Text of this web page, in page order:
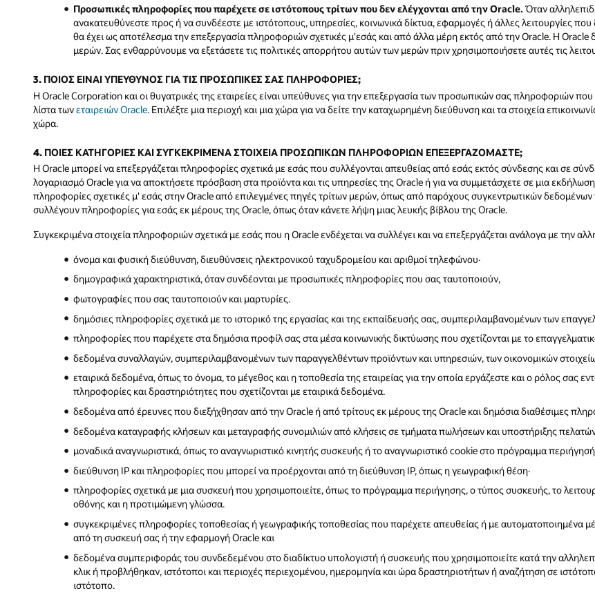
Προσωπικές πληροφορίες που παρέχετε σε ιστότοπους τρίτων που δεν ελέγχονται από την Oracle. Όταν
ανακατευθύνεστε προς ή να συνδέεστε με ιστότοπους, υπηρεσίες, κοινωνικά δίκτυα, εφαρμογές ή άλλες λειτουργίες
θα έχει ως αποτέλεσμα την επεξεργασία πληροφοριών σχετικές μ'εσάς και από άλλα μέρη εκτός από την Oracle. Η Oracle
μερών. Σας ενθαρρύνουμε να εξετάσετε τις πολιτικές απορρήτου αυτών των μερών πριν χρησιμοποιήσετε αυτές τις
3. ΠΟΙΟΣ ΕΙΝΑΙ ΥΠΕΥΘΥΝΟΣ ΓΙΑ ΤΙΣ ΠΡΟΣΩΠΙΚΕΣ ΣΑΣ ΠΛΗΡΟΦΟΡΙΕΣ;
Η Oracle Corporation και οι θυγατρικές της εταιρείες είναι υπεύθυνες για την επεξεργασία των προσωπικών σας πληροφοριών
λίστα τωνεταιρειών Oracle. Επιλέξτε μια περιοχή και μια χώρα για να δείτε την καταχωρημένη διεύθυνση και τα στοιχεία
χώρα.
4. ΠΟΙΕΣ ΚΑΤΗΓΟΡΙΕΣ ΚΑΙ ΣΥΓΚΕΚΡΙΜΕΝΑ ΣΤΟΙΧΕΙΑ ΠΡΟΣΩΠΙΚΩΝ ΠΛΗΡΟΦΟΡΙΩΝ ΕΠΕΞΕΡΓΑΖΟΜΑΣΤΕ;
Η Oracle μπορεί να επεξεργάζεται πληροφορίες σχετικά με εσάς που συλλέγονται απευθείας από εσάς εκτός σύνδεσης και σε
λογαριασμό Oracle για να αποκτήσετε πρόσβαση στα προϊόντα και τις υπηρεσίες της Oracle ή για να συμμετάσχετε σε μια
πληροφορίες σχετικές μ' εσάς στην Oracle από επιλεγμένες πηγές τρίτων μερών, όπως από παρόχους συγκεντρωτικών
συλλέγουν πληροφορίες για εσάς εκ μέρους της Oracle, όπως όταν κάνετε λήψη μιας λευκής βίβλου της Oracle.
Συγκεκριμένα στοιχεία πληροφοριών σχετικά με εσάς που η Oracle ενδέχεται να συλλέγει και να επεξεργάζεται ανάλογα με την
όνομα και φυσική διεύθυνση, διευθύνσεις ηλεκτρονικού ταχυδρομείου και αριθμοί τηλεφώνου·
δημογραφικά χαρακτηριστικά, όταν συνδέονται με προσωπικές πληροφορίες που σας ταυτοποιούν,
φωτογραφίες που σας ταυτοποιούν και μαρτυρίες.
δημόσιες πληροφορίες σχετικά με το ιστορικό της εργασίας και της εκπαίδευσής σας, συμπεριλαμβανομένων των
πληροφορίες που παρέχετε στα δημόσια προφίλ σας στα μέσα κοινωνικής δικτύωσης που σχετίζονται με το
δεδομένα συναλλαγών, συμπεριλαμβανομένων των παραγγελθέντων προϊόντων και υπηρεσιών, των οικονομικών
εταιρικά δεδομένα, όπως το όνομα, το μέγεθος και η τοποθεσία της εταιρείας για την οποία εργάζεστε και ο ρόλος σας
πληροφορίες και δραστηριότητες που σχετίζονται με εταιρικά δεδομένα.
δεδομένα από έρευνες που διεξήχθησαν από την Oracle ή από τρίτους εκ μέρους της Oracle και δημόσια διαθέσιμες
δεδομένα καταγραφής κλήσεων και μεταγραφής συνομιλιών από κλήσεις σε τμήματα πωλήσεων και υποστήριξης πελατών
μοναδικά αναγνωριστικά, όπως το αναγνωριστικό κινητής συσκευής ή το αναγνωριστικό cookie στο πρόγραμμα
διεύθυνση IP και πληροφορίες που μπορεί να προέρχονται από τη διεύθυνση IP, όπως η γεωγραφική θέση·
πληροφορίες σχετικά με μια συσκευή που χρησιμοποιείτε, όπως το πρόγραμμα περιήγησης, ο τύπος συσκευής, το
οθόνης και η προτιμώμενη γλώσσα.
συγκεκριμένες πληροφορίες τοποθεσίας ή γεωγραφικής τοποθεσίας που παρέχετε απευθείας ή με αυτοματοποιημένα
από τη συσκευή σας ή την εφαρμογή Oracle και
δεδομένα συμπεριφοράς του συνδεδεμένου στο διαδίκτυο υπολογιστή ή συσκευής που χρησιμοποιείτε κατά την
κλικ ή προβλήθηκαν, ιστότοποι και περιοχές περιεχομένου, ημερομηνία και ώρα δραστηριοτήτων ή αναζήτηση σε
ιστότοπο.